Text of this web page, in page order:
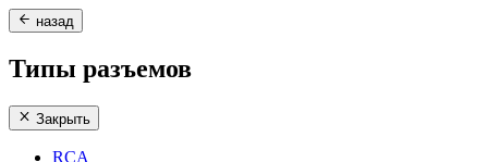
назад
Типы разъемов
Закрыть
RCA